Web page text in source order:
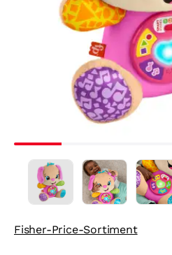
Fisher-Price-Sortiment